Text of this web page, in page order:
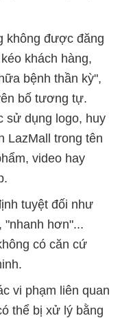
không được đăng
khách hàng,
bệnh thần kỳ",
bố tương tự.
sử dụng logo, huy
LazMall trong tên
video hay
tuyệt đối như
"nhanh hơn"...
có căn cứ
vi phạm liên quan
thể bị xử lý bằng